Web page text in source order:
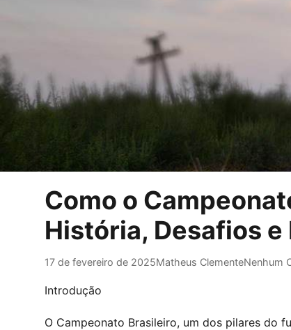
Como o
História, Desafios
17 de fevereiro de 2025Matheus ClementeNenhum
Introdução
O Campeonato Brasileiro, um dos pilares do